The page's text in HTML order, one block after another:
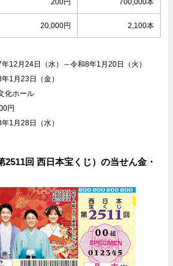
200円 700,000本
20,000円 2,100本
12月24日（水）～令和8年1月20日（火）
1月23日（金）
化ホール
円
1月28日（水）
2511回 西日本宝くじ）の当せん金・